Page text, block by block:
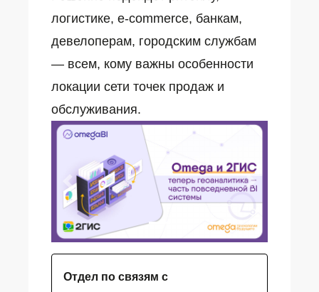
логистике, e-commerce, банкам,
девелоперам, городским службам
— всем, кому важны особенности
локации сети точек продаж и
обслуживания.
Предыдущий
Отдел по связям с